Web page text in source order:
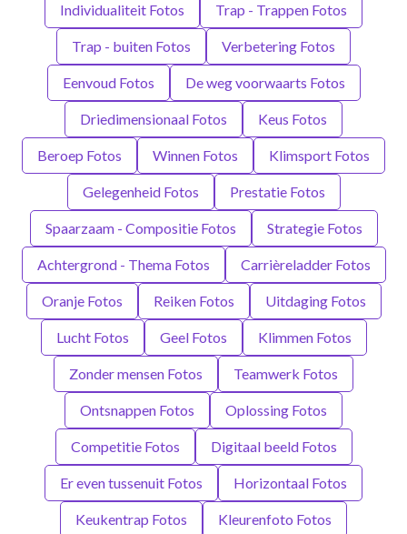
Individualiteit Fotos Trap - Trappen Fotos
Trap - buiten Fotos Verbetering Fotos
Eenvoud Fotos De weg voorwaarts Fotos
Driedimensionaal Fotos Keus Fotos
Beroep Fotos Winnen Fotos Klimsport Fotos
Gelegenheid Fotos Prestatie Fotos
Spaarzaam - Compositie Fotos Strategie Fotos
Achtergrond - Thema Fotos Carrièreladder Fotos
Oranje Fotos Reiken Fotos Uitdaging Fotos
Lucht Fotos Geel Fotos Klimmen Fotos
Zonder mensen Fotos Teamwerk Fotos
Ontsnappen Fotos Oplossing Fotos
Competitie Fotos Digitaal beeld Fotos
Er even tussenuit Fotos Horizontaal Fotos
Keukentrap Fotos Kleurenfoto Fotos